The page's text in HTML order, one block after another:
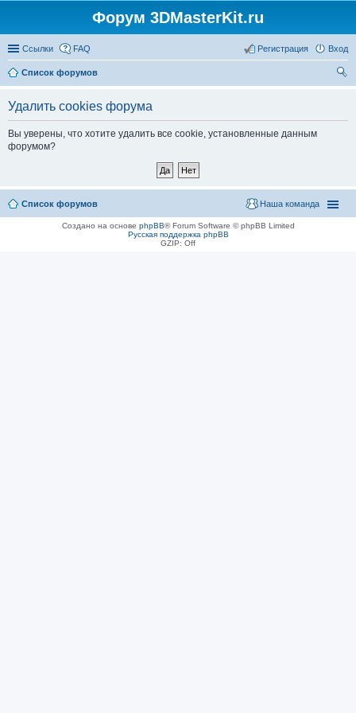
Форум 3DMasterKit.ru
Ссылки FAQ Вход
Регистрация
Список форумов
Удалить cookies форума
Вы уверены, что хотите удалить все cookie, установленные данным
форумом?
Список форумов Наша команда
Создано на основе phpBB® Forum Software © phpBB Limited
Русская поддержка phpBB
GZIP: Off